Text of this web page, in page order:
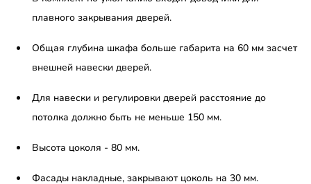
плавного закрывания дверей.
Общая глубина шкафа больше габарита на 60 мм засчет
внешней навески дверей.
Для навески и регулировки дверей расстояние до
потолка должно быть не меньше 150 мм.
Высота цоколя - 80 мм.
Фасады накладные, закрывают цоколь на 30 мм.